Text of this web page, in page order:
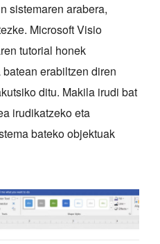
sistemaren arabera,
Microsoft Visio
tutorial honek
erabiltzen diren
ditu. Makila irudi bat
irudikatzeko eta
bateko objektuak